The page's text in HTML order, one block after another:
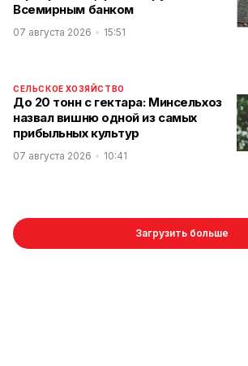
Всемирным банком
07 августа 2026 15:51
СЕЛЬСКОЕ ХОЗЯЙСТВО
До 20 тонн с гектара: Минсельхоз
назвал вишню одной из самых
прибыльных культур
07 августа 2026 10:41
Загрузить больше